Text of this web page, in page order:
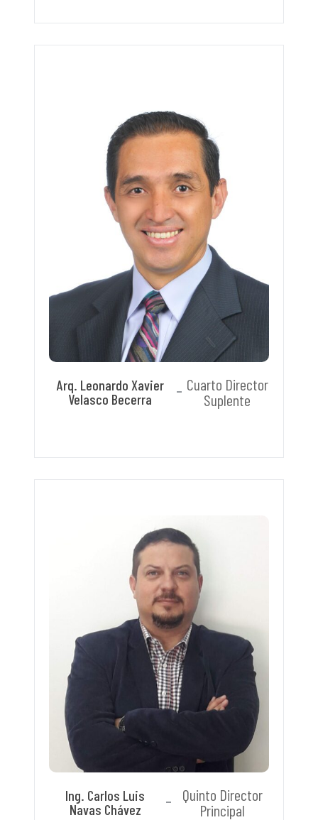
Arq. Leonardo Xavier
Velasco Becerra
Cuarto Director
Suplente
Ing. Carlos Luis
Navas Chávez
Quinto Director
Principal